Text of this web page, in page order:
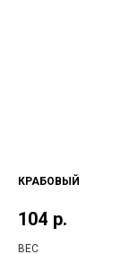
КРАБОВЫЙ
104 р.
ВЕС